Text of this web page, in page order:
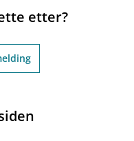
etter?